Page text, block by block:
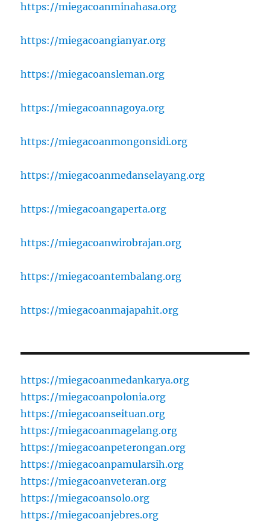
https://miegacoanminahasa.org
https://miegacoangianyar.org
https://miegacoansleman.org
https://miegacoannagoya.org
https://miegacoanmongonsidi.org
https://miegacoanmedanselayang.org
https://miegacoangaperta.org
https://miegacoanwirobrajan.org
https://miegacoantembalang.org
https://miegacoanmajapahit.org
https://miegacoanmedankarya.org
https://miegacoanpolonia.org
https://miegacoanseituan.org
https://miegacoanmagelang.org
https://miegacoanpeterongan.org
https://miegacoanpamularsih.org
https://miegacoanveteran.org
https://miegacoansolo.org
https://miegacoanjebres.org